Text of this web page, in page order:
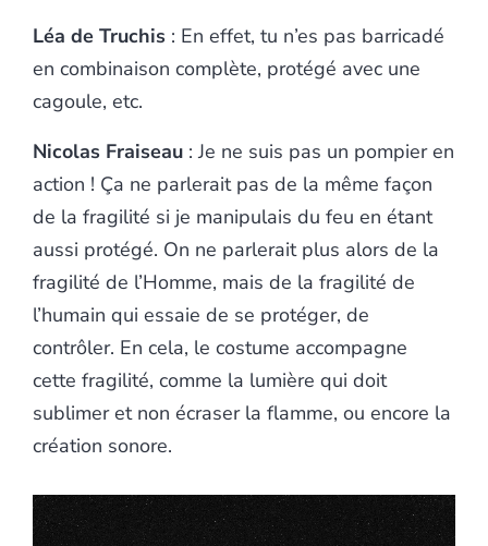
Léa de Truchis : En effet, tu n’es pas barricadé
en combinaison complète, protégé avec une
cagoule, etc.
Nicolas Fraiseau : Je ne suis pas un pompier en
action ! Ça ne parlerait pas de la même façon
de la fragilité si je manipulais du feu en étant
aussi protégé. On ne parlerait plus alors de la
fragilité de l’Homme, mais de la fragilité de
l’humain qui essaie de se protéger, de
contrôler. En cela, le costume accompagne
cette fragilité, comme la lumière qui doit
sublimer et non écraser la flamme, ou encore la
création sonore.